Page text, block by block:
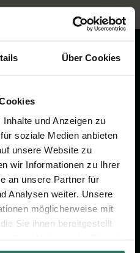
Über Cookies
und Anzeigen zu
soziale Medien anbieten
unsere Website zu
wir Informationen zu Ihrer
an unsere Partner für
Analysen weiter. Unsere
möglicherweise mit
Sie ihnen bereitgestellt
&
lassen
BESTATTER
Portal
registrieren